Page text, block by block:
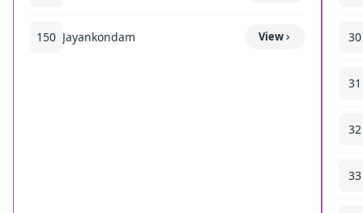
150 Jayankondam View 30
31
32
33